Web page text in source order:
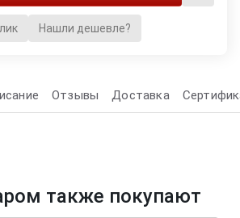
Нашли дешевле?
Отзывы Доставка
также покупают